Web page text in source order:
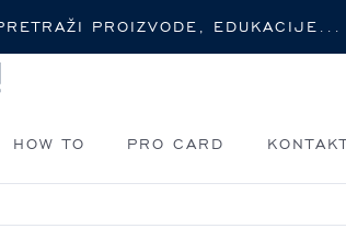
HOW TO PRO CARD